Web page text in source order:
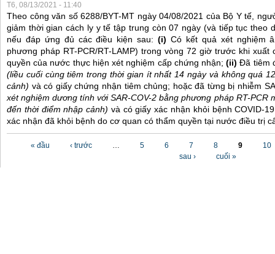
T6, 08/13/2021 - 11:40
Theo công văn số 6288/BYT-MT ngày 04/08/2021 của Bộ Y tế,
giảm thời gian cách ly y tế tập trung còn 07 ngày (và tiếp tục theo
nếu đáp ứng đủ các điều kiện sau: (i) Có kết quả xét nghiệm
phương pháp RT-PCR/RT-LAMP) trong vòng 72 giờ trước khi
quyền của nước thực hiện xét nghiệm cấp chứng nhận;(ii)Đã tiêm
(liều cuối cùng tiêm trong thời gian ít nhất 14 ngày và không quá
cảnh) và có giấy chứng nhận tiêm chủng; hoặc đã từng bị nhiễm
xét nghiệm dương tính với SAR-COV-2 bằng phương pháp RT-PCR
đến thời điểm nhập cảnh) và có giấy xác nhận khỏi bệnh COVID-
xác nhận đã khỏi bệnh do cơ quan có thẩm quyền tại nước điều trị
« đầu ‹ trước … 5 6 7 8 9
10
sau ›
cuối »